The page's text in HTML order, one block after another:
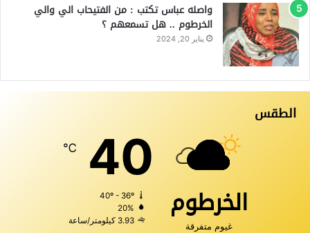
واصله عباس تكتب : من الفتيحاب الي والي
الخرطوم .. هل تسمعهم ؟
يناير 20, 2024
الطقس
الخرطوم
غيوم متفرقة
40
℃
40º - 36º
20%
3.93 كيلومتر/ساعة